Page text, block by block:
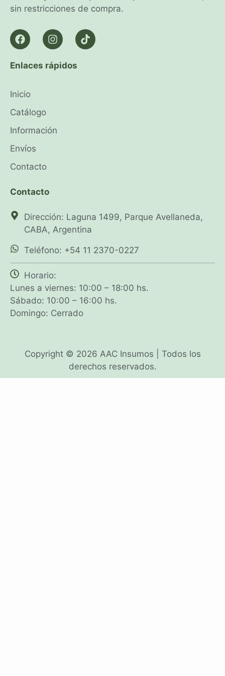
sin restricciones de compra.
Enlaces rápidos
Inicio
Catálogo
Información
Envíos
Contacto
Contacto
Dirección: Laguna 1499, Parque Avellaneda,
CABA, Argentina
Teléfono: +54 11 2370-0227
Horario:
Lunes a viernes: 10:00 – 18:00 hs.
Sábado: 10:00 – 16:00 hs.
Domingo: Cerrado
Copyright © 2026 AAC Insumos | Todos los
derechos reservados.